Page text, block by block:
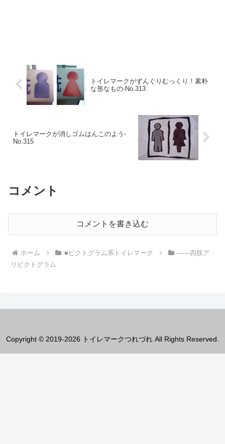
トイレマークがずんぐりむっくり！素朴
な形なもの‐No.313
トイレマークが消しゴムはんこのよう-
No.315
コメント
コメントを書き込む
ホーム ■ピクトグラム系トイレマーク
――四肢ア
リピクトグラム
Copyright © 2019-2026 トイレマークつれづれ All Rights Reserved.